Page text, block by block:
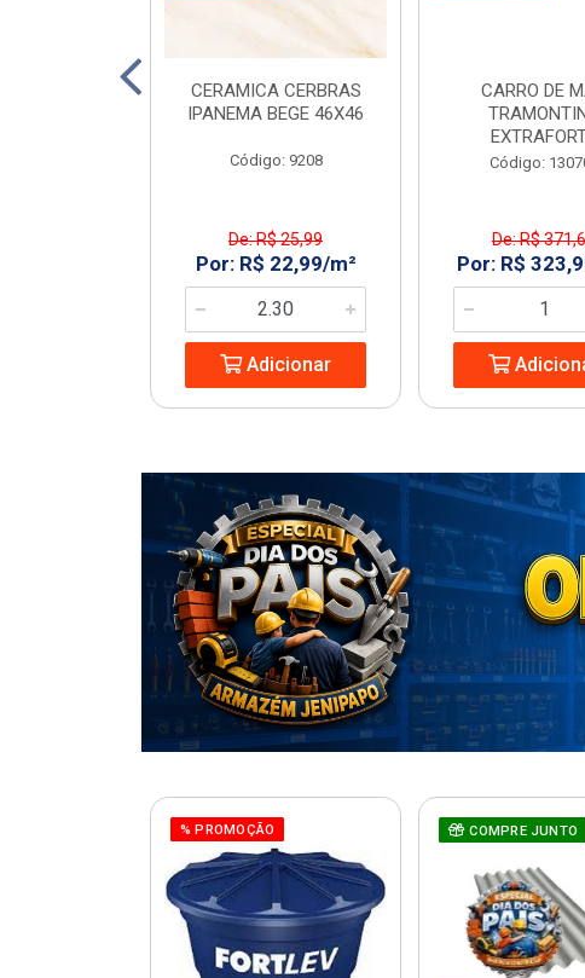
CERAMICA CERBRAS
IPANEMA BEGE 46X46
Código: 9208
De: R$ 25,99
Por: R$ 22,99/m²
Adicionar
CARRO DE
Código:
De: R$
Por: R$
% PROMOÇÃO COMPRE JUNTO